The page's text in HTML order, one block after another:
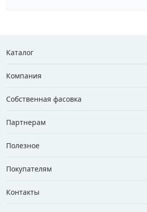
Каталог
Компания
Собственная фасовка
Партнерам
Полезное
Покупателям
Контакты